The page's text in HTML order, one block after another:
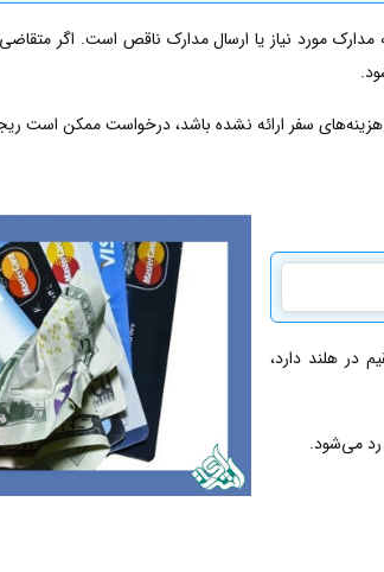
مورد نیاز یا ارسال مدارک ناقص است. اگر متقاضی
هزینه‌های سفر ارائه نشده باشد، درخواست ممکن است
در هلند دارد،
رد می‌شود.